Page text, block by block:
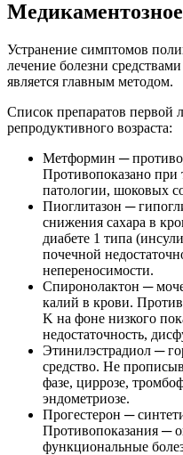
Устранение симптомов
лечение болезни
является главным методом.
Список препаратов первой
репродуктивного возраста:
Метформин ─
Противопоказано при
патологии, шоковых
Пиоглитазон ─
снижения сахара в
диабете 1 типа
почечной
непереносимости.
Спиронолактон ─
калий в крови.
K на фоне низкого
недостаточность,
Этинилэстрадиол ─
средство. Не
фазе, циррозе,
эндометриозе.
Прогестерон ─
Противопоказания ─
функциональные